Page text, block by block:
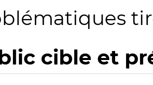
cible et